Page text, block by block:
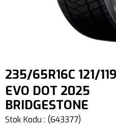
235/65R16C 121/
EVO DOT 2025
BRIDGESTONE
Stok Kodu (643377)